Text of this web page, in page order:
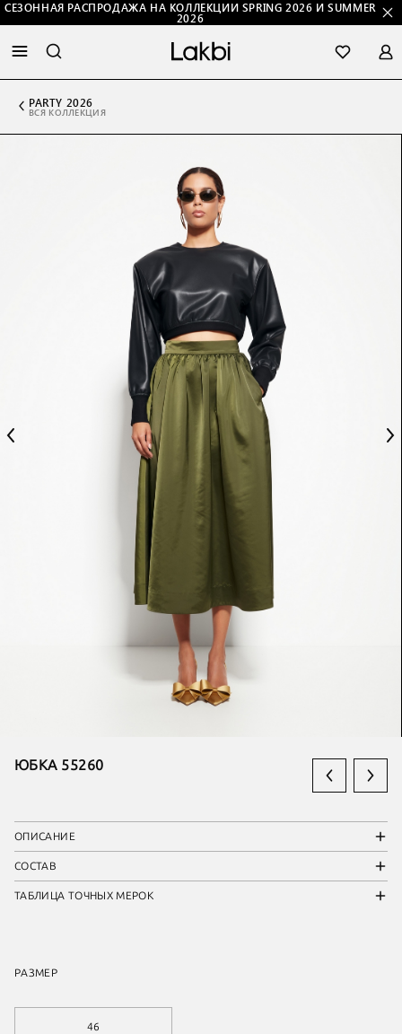
СЕЗОННАЯ РАСПРОДАЖА НА КОЛЛЕКЦИИ SPRING 2026 И SUMMER
2026
PARTY 2026
ВСЯ КОЛЛЕКЦИЯ
ЮБКА 55260
ОПИСАНИЕ
СОСТАВ
ТАБЛИЦА ТОЧНЫХ МЕРОК
РАЗМЕР
46